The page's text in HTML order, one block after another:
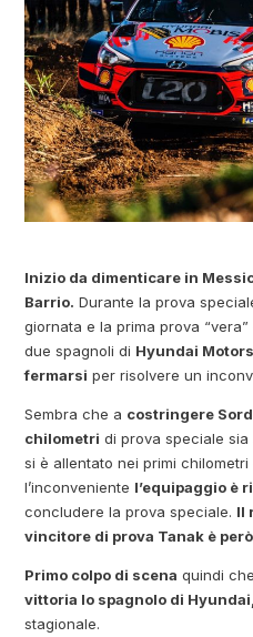
Inizio da dimenticare in
Barrio. Durante la prova
giornata e la prima prova
due spagnoli di Hyundai
fermarsi per risolvere un
Sembra che a costringere
chilometri di prova speciale
si è allentato nei primi
l’inconveniente l’equipaggio è
concludere la prova speciale. Il
vincitore di prova Tanak è
Primo colpo di scena quindi
vittoria lo spagnolo di Hyundai,
stagionale.